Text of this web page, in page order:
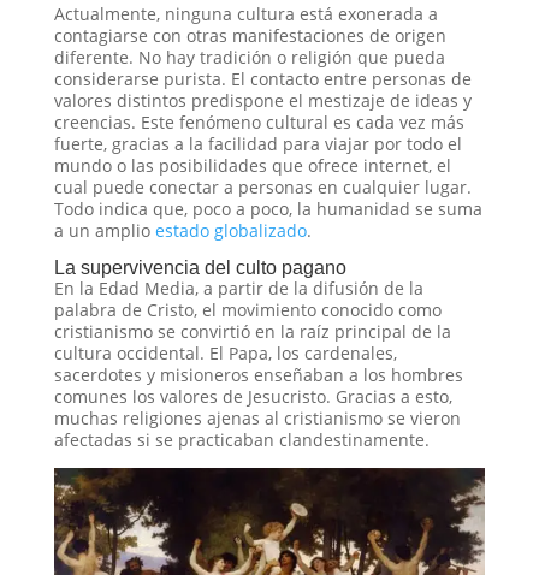
Actualmente, ninguna cultura está exonerada a
contagiarse con otras manifestaciones de origen
diferente. No hay tradición o religión que pueda
considerarse purista. El contacto entre personas de
valores distintos predispone el mestizaje de ideas y
creencias. Este fenómeno cultural es cada vez más
fuerte, gracias a la facilidad para viajar por todo el
mundo o las posibilidades que ofrece internet, el
cual puede conectar a personas en cualquier lugar.
Todo indica que, poco a poco, la humanidad se suma
a un amplio estado globalizado.
La supervivencia del culto pagano
En la Edad Media, a partir de la difusión de la
palabra de Cristo, el movimiento conocido como
cristianismo se convirtió en la raíz principal de la
cultura occidental. El Papa, los cardenales,
sacerdotes y misioneros enseñaban a los hombres
comunes los valores de Jesucristo. Gracias a esto,
muchas religiones ajenas al cristianismo se vieron
afectadas si se practicaban clandestinamente.